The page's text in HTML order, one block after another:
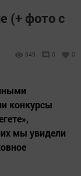
(+ фото с
949 0 0
конкурсы
мы увидели